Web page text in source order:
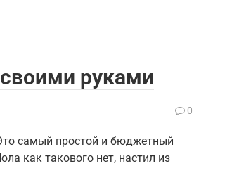
руками
0
самый простой и бюджетный
как такового нет, настил из